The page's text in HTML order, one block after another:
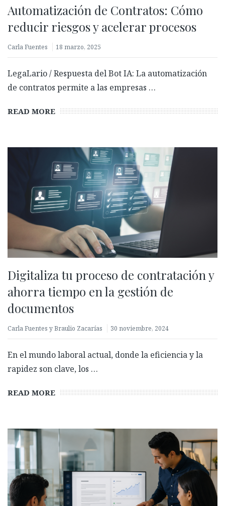
Automatización de Contratos: Cómo
reducir riesgos y acelerar procesos
Carla Fuentes 18 marzo, 2025
LegaLario / Respuesta del Bot IA: La automatización
de contratos permite a las empresas …
READ MORE
Digitaliza tu proceso de contratación y
ahorra tiempo en la gestión de
documentos
Carla Fuentes y Braulio Zacarías 30 noviembre, 2024
En el mundo laboral actual, donde la eficiencia y la
rapidez son clave, los …
READ MORE